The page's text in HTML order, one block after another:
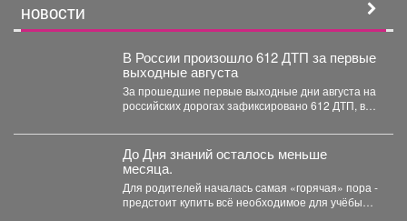
НОВОСТИ
В России произошло 612 ДТП за первые
выходные августа
За прошедшие первые выходные дни августа на
российских дорогах зафиксировано 612 ДТП, в
До Дня знаний осталось меньше
месяца.
Для родителей началась самая «горячая» пора -
предстоит купить всё необходимое для учёбы